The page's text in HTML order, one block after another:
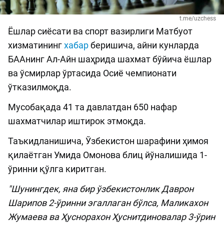
t.me/uzchess
Ёшлар сиёсати ва спорт вазирлиги Матбуот
хизматинингхабарберишича, айни кунларда
БААнинг Ал-Айн шаҳрида шахмат бўйича ёшлар
ва ўсмирлар ўртасида Осиё чемпионати
ўтказилмоқда.
Мусобақада 41 та давлатдан 650 нафар
шахматчилар иштирок этмоқда.
Таъкидланишича, Ўзбекистон шарафини ҳимоя
қилаётган Умида Омонова блиц йўналишида 1-
ўринни қўлга киритган.
"Шунингдек, яна бир ўзбекистонлик Даврон
Шарипов 2-ўринни эгаллаган бўлса, Маликахон
Жумаева ва Ҳуснорахон Ҳуснитдиновалар 3-ўрин